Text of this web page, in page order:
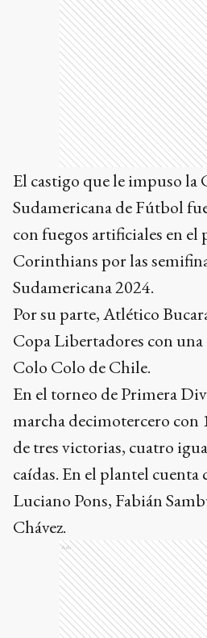
El castigo que le impuso la
Sudamericana de Fútbol
con fuegos artificiales en el
Corinthians por las
Sudamericana 2024.
Por su parte, Atlético
Copa Libertadores con
Colo Colo de Chile.
En el torneo de Primera
marcha decimotercero
de tres victorias, cuatro
caídas. En el plantel
Luciano Pons, Fabián
Chávez.
Ads